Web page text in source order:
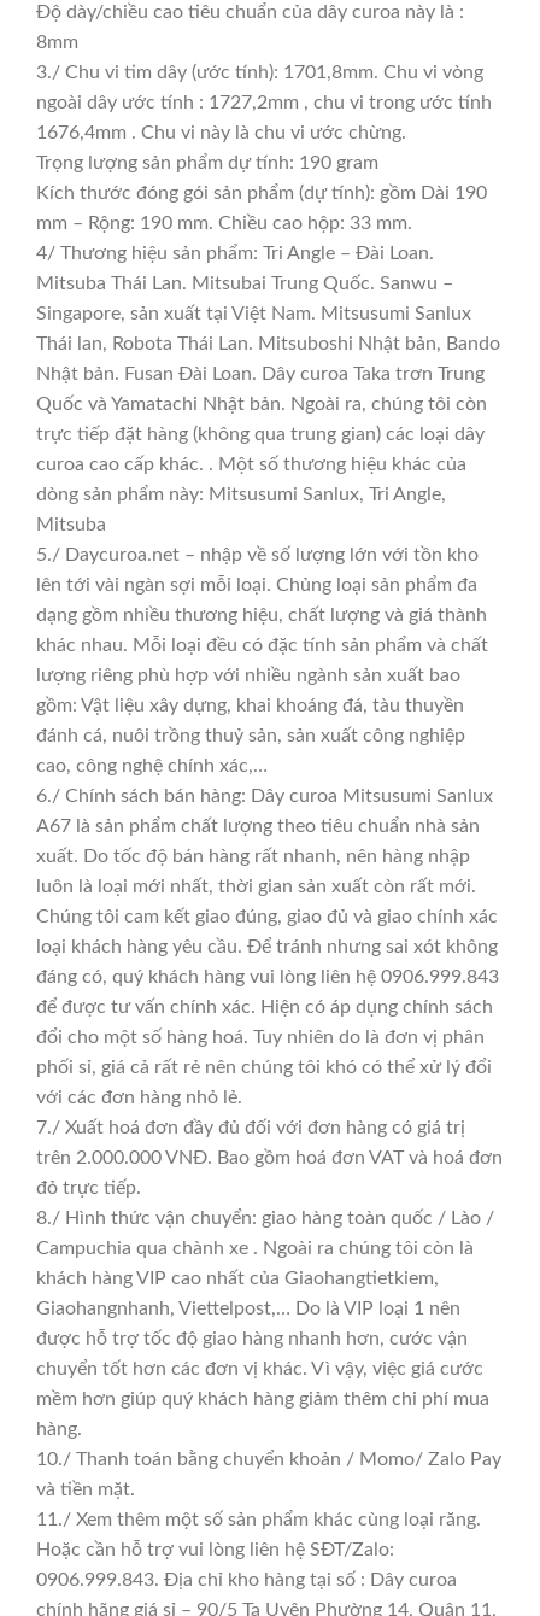
Độ dày/chiều cao tiêu chuẩn của dây curoa này là :
8mm
3./ Chu vi tim dây (ước tính): 1701,8mm. Chu vi vòng
ngoài dây ước tính : 1727,2mm , chu vi trong ước tính
1676,4mm . Chu vi này là chu vi ước chừng.
Trọng lượng sản phẩm dự tính: 190 gram
Kích thước đóng gói sản phẩm (dự tính): gồm Dài 190
mm – Rộng: 190 mm. Chiều cao hộp: 33 mm.
4/ Thương hiệu sản phẩm: Tri Angle – Đài Loan.
Mitsuba Thái Lan. Mitsubai Trung Quốc. Sanwu –
Singapore, sản xuất tại Việt Nam. Mitsusumi Sanlux
Thái lan, Robota Thái Lan. Mitsuboshi Nhật bản, Bando
Nhật bản. Fusan Đài Loan. Dây curoa Taka trơn Trung
Quốc và Yamatachi Nhật bản. Ngoài ra, chúng tôi còn
trực tiếp đặt hàng (không qua trung gian) các loại dây
curoa cao cấp khác. . Một số thương hiệu khác của
dòng sản phẩm này: Mitsusumi Sanlux, Tri Angle,
Mitsuba
5./ Daycuroa.net – nhập về số lượng lớn với tồn kho
lên tới vài ngàn sợi mỗi loại. Chủng loại sản phẩm đa
dạng gồm nhiều thương hiệu, chất lượng và giá thành
khác nhau. Mỗi loại đều có đặc tính sản phẩm và chất
lượng riêng phù hợp với nhiều ngành sản xuất bao
gồm: Vật liệu xây dựng, khai khoáng đá, tàu thuyền
đánh cá, nuôi trồng thuỷ sản, sản xuất công nghiệp
cao, công nghệ chính xác,…
6./ Chính sách bán hàng: Dây curoa Mitsusumi Sanlux
A67 là sản phẩm chất lượng theo tiêu chuẩn nhà sản
xuất. Do tốc độ bán hàng rất nhanh, nên hàng nhập
luôn là loại mới nhất, thời gian sản xuất còn rất mới.
Chúng tôi cam kết giao đúng, giao đủ và giao chính xác
loại khách hàng yêu cầu. Để tránh nhưng sai xót không
đáng có, quý khách hàng vui lòng liên hệ 0906.999.843
để được tư vấn chính xác. Hiện có áp dụng chính sách
đổi cho một số hàng hoá. Tuy nhiên do là đơn vị phân
phối sỉ, giá cả rất rẻ nên chúng tôi khó có thể xử lý đổi
với các đơn hàng nhỏ lẻ.
7./ Xuất hoá đơn đầy đủ đối với đơn hàng có giá trị
trên 2.000.000 VNĐ. Bao gồm hoá đơn VAT và hoá đơn
đỏ trực tiếp.
8./ Hình thức vận chuyển: giao hàng toàn quốc / Lào /
Campuchia qua chành xe . Ngoài ra chúng tôi còn là
khách hàng VIP cao nhất của Giaohangtietkiem,
Giaohangnhanh, Viettelpost,… Do là VIP loại 1 nên
được hỗ trợ tốc độ giao hàng nhanh hơn, cước vận
chuyển tốt hơn các đơn vị khác. Vì vậy, việc giá cước
mềm hơn giúp quý khách hàng giảm thêm chi phí mua
hàng.
10./ Thanh toán bằng chuyển khoản / Momo/ Zalo Pay
và tiền mặt.
11./ Xem thêm một số sản phẩm khác cùng loại răng.
Hoặc cần hỗ trợ vui lòng liên hệ SĐT/Zalo:
0906.999.843. Địa chỉ kho hàng tại số : Dây curoa
chính hãng giá sỉ – 90/5 Tạ Uyên Phường 14, Quận 11,